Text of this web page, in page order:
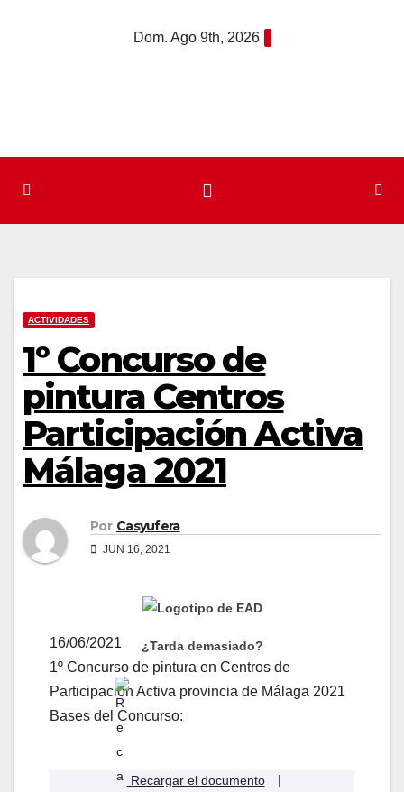
Dom. Ago 9th, 2026
ACTIVIDADES
1º Concurso de
pintura Centros
Participación Activa
Málaga 2021
Por Casyufera
JUN 16, 2021
16/06/2021
1º Concurso de pintura en Centros de
Participación Activa provincia de Málaga 2021
Bases del Concurso:
¿Tarda demasiado?
Recargar el documento |